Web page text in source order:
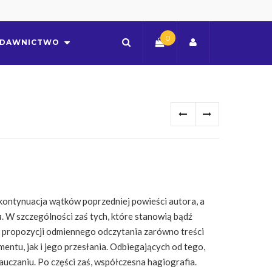
0
wątków poprzedniej powieści autora, a
. W szczególności zaś tych, które stanowią bądź
odmiennego odczytania zarówno treści
jak i jego przesłania. Odbiegających od tego,
Po części zaś, współczesna hagiografia.